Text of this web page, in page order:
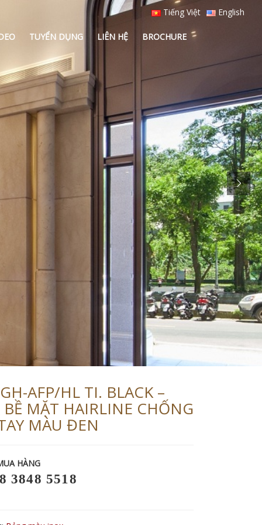
Tiếng Việt English
TUYỂN DỤNG LIÊN HỆ BROCHURE
AFP/HL TI. BLACK –
MẶT HAIRLINE CHỐNG
MÀU ĐEN
HÀNG
3848 5518